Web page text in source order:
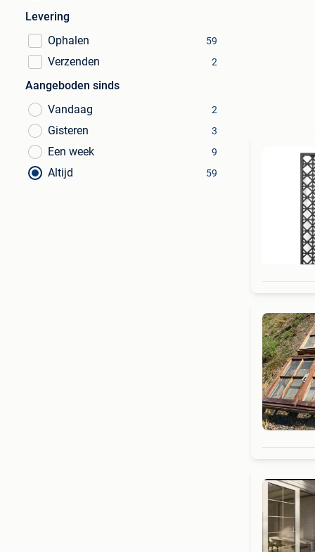
Levering
Ophalen
59
Verzenden 2
Aangeboden sinds
Vandaag
2
Gisteren 3
Een week 9
Altijd 59